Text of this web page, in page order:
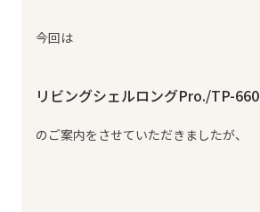
今回は
リビングシェルロングPro./TP-660
のご案内をさせていただきましたが、